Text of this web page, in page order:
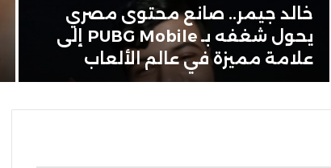
خالد جيمر.. صانع محتوى مصري
يحول شغفه بـ PUBG Mobile إلى
علامة مميزة في عالم الألعاب